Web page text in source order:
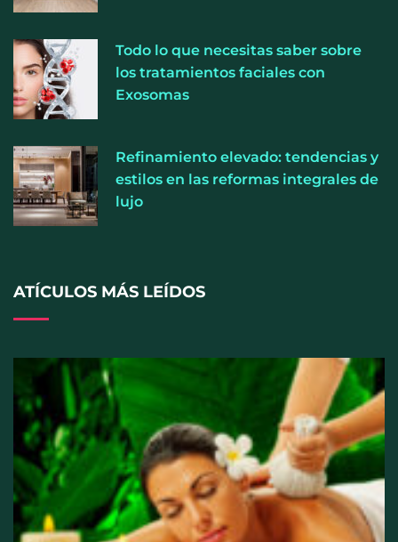
humedad prolongada, claves para prevenir una de
las infecciones más frecuentes
fuerza y la salud ganan terreno a la clásica
‘pérdida de peso’, según Distrito Estudio
Todo lo que necesitas saber sobre
los tratamientos faciales con
Exosomas
Refinamiento elevado: tendencias y
estilos en las reformas integrales de
lujo
ATÍCULOS MÁS LEÍDOS